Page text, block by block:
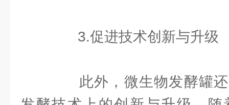
3.促进技术创新与升级
此外，微生物发酵罐还